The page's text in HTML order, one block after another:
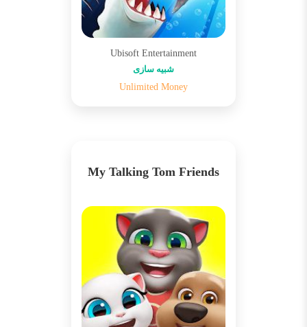
Ubisoft Entertainment
شبیه سازی
Unlimited Money
My Talking Tom Friends